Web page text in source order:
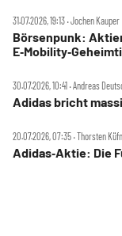
31.07.2026, 19:13 ‧ Jochen Kauper
Börsenpunk:
30.07.2026, 10:41 ‧ Andreas
Adidas bricht
20.07.2026, 07:35 ‧ Thorsten
Adidas‑Aktie: Die